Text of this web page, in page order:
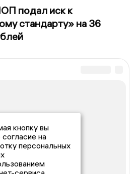
подал иск к
стандарту» на 36
кнопку вы
на
персональных